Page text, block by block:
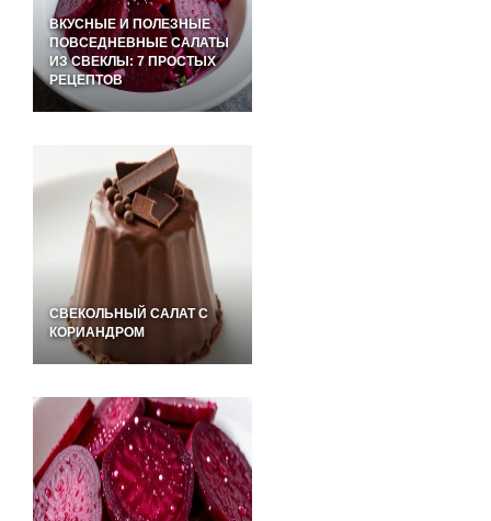
ВКУСНЫЕ И ПОЛЕЗНЫЕ
ПОВСЕДНЕВНЫЕ САЛАТЫ
ИЗ СВЕКЛЫ: 7 ПРОСТЫХ
РЕЦЕПТОВ
СВЕКОЛЬНЫЙ САЛАТ С
КОРИАНДРОМ